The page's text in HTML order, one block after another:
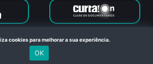
Todos os direitos reservados. Feito com
no Rio de Janeiro
cookies para melhorar a sua experiência.
OK